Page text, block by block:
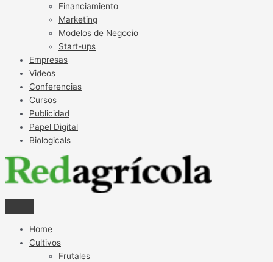
Financiamiento
Marketing
Modelos de Negocio
Start-ups
Empresas
Videos
Conferencias
Cursos
Publicidad
Papel Digital
Biologicals
Home
Cultivos
Frutales